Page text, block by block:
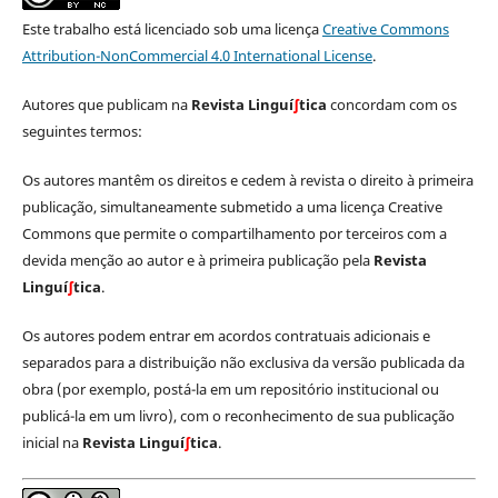
Este trabalho está licenciado sob uma licençaCreative Commons
Attribution-NonCommercial 4.0 International License.
Autores que publicam na Revista Linguí∫tica concordam com os
seguintes termos:
Os autores mantêm os direitos e cedem à revista o direito à primeira
publicação, simultaneamente submetido a uma licença Creative
Commons que permite o compartilhamento por terceiros com a
devida menção ao autor e à primeira publicação pela Revista
Linguí∫tica.
Os autores podem entrar em acordos contratuais adicionais e
separados para a distribuição não exclusiva da versão publicada da
obra (por exemplo, postá-la em um repositório institucional ou
publicá-la em um livro), com o reconhecimento de sua publicação
inicial na Revista Linguí∫tica.